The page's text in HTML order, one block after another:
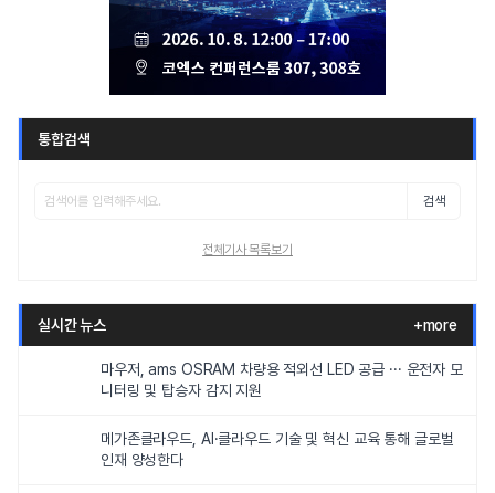
통합검색
검색
전체기사 목록보기
실시간 뉴스 +more
마우저, ams OSRAM 차량용 적외선 LED 공급 ··· 운전자 모
니터링 및 탑승자 감지 지원
메가존클라우드, AI·클라우드 기술 및 혁신 교육 통해 글로벌
인재 양성한다